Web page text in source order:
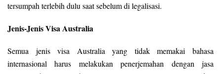
tersumpah terlebih dulu saat sebelum di legalisasi.
Jenis-Jenis Visa Australia
Semua jenis visa Australia yang tidak memakai bahasa
internasional harus melakukan penerjemahan dengan jasa